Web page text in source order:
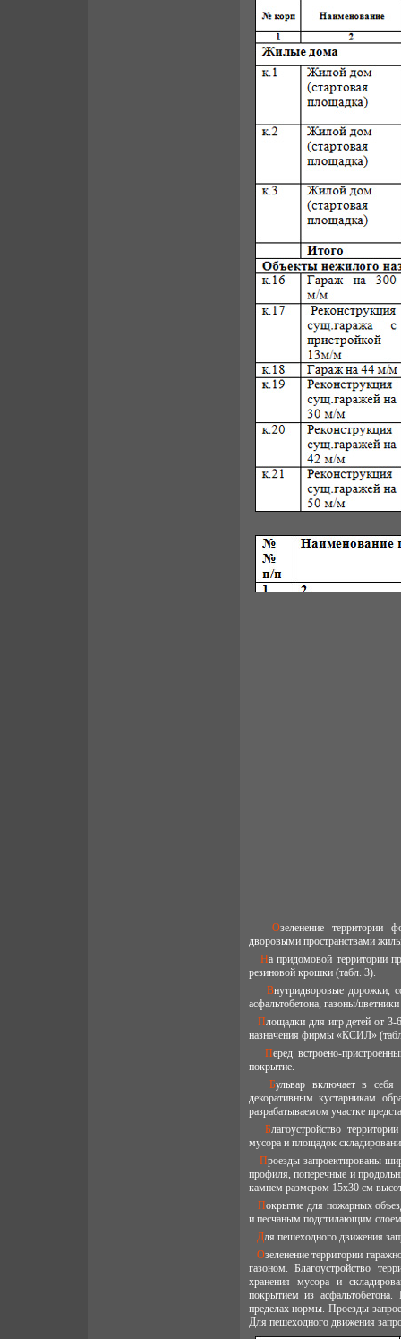
Озеленение территории формируется центральным пешеходным бульваром микрорайона, озелененными
дворовыми пространствами
На придомовой территории предусмотрены площадки для отдыха взрослых и игр детей из плитки, спецсмеси и
резиновой крошки (табл. 3).
Внутридворовые дорожки, соединяющие площадки, имеют покрытие из спецсмеси; тротуары вдоль домов из
асфальтобетона, газоны/
Площадки для игр детей от 3-6, 7-14 лет и отдыха взрослых оборудуются комплексами разного функционального
назначения фирмы «КСИЛ»
Перед встроено-пристроенными объектами обслуживания, а также вдоль бульвара предусмотрено плиточное
покрытие.
Бульвар включает в себя оборудованные площадки для отдыха. Благодаря деревьям различных пород,
декоративным кустарникам
разрабатываемом участке
Благоустройство территории предусматривает также размещение трех площадок кратковременного хранения
мусора и площадок
Проезды запроектированы шириной 5,5 - 6,0 м с покрытием из асфальтобетона. Проезды приняты односкатного
профиля, поперечные и
камнем размером 15х30 см
Покрытие для пожарных объездов - двухслойное асфальтобетонное с двухслойным цементобетонным основанием
и песчаным подстилающим
Для пешеходного движения
Озеленение территории гаражного комплекса формируется рядовой посадкой деревьев вдоль гаражного комплекса,
газоном. Благоустройство
хранения мусора и
покрытием из
пределах нормы. Проезды
Для пешеходного движения